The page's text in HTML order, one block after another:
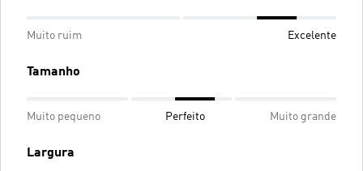
Muito ruim Excelente
Tamanho
Muito pequeno Perfeito Muito grande
Largura